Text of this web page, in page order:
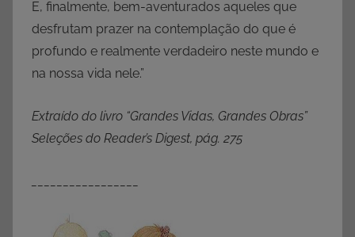
E, finalmente, bem-aventurados aqueles que
desfrutam prazer na contemplação do que é
profundo e realmente verdadeiro neste mundo e
na nossa vida nele.”
Extraído do livro “Grandes Vidas, Grandes Obras”
Seleções do Reader’s Digest, pág. 275